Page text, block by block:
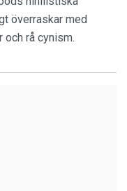
överraskar med
och rå cynism.